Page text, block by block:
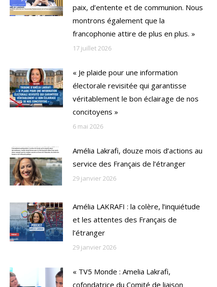
paix, d’entente et de communion. Nous
montrons également que la
francophonie attire de plus en plus. »
17 juillet 2026
« Je plaide pour une information
électorale revisitée qui garantisse
véritablement le bon éclairage de nos
concitoyens »
6 mai 2026
Amélia Lakrafi, douze mois d’actions au
service des Français de l’étranger
29 janvier 2026
Amélia LAKRAFI : la colère, l’inquiétude
et les attentes des Français de
l’étranger
29 janvier 2026
« TV5 Monde : Amelia Lakrafi,
cofondatrice du Comité de liaison